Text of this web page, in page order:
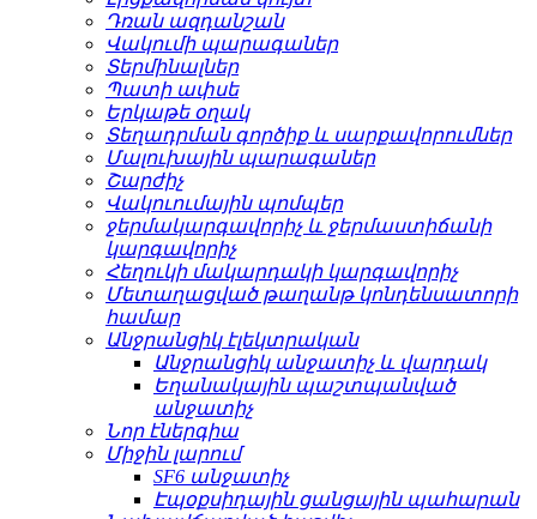
Դռան ազդանշան
Վակումի պարագաներ
Տերմինալներ
Պատի ափսե
Երկաթե օղակ
Տեղադրման գործիք և սարքավորումներ
Մալուխային պարագաներ
Շարժիչ
Վակուումային պոմպեր
ջերմակարգավորիչ և ջերմաստիճանի
կարգավորիչ
Հեղուկի մակարդակի կարգավորիչ
Մետաղացված թաղանթ կոնդենսատորի
համար
Անջրանցիկ էլեկտրական
Անջրանցիկ անջատիչ և վարդակ
Եղանակային պաշտպանված
անջատիչ
Նոր էներգիա
Միջին լարում
SF6 անջատիչ
Էպօքսիդային ցանցային պահարան